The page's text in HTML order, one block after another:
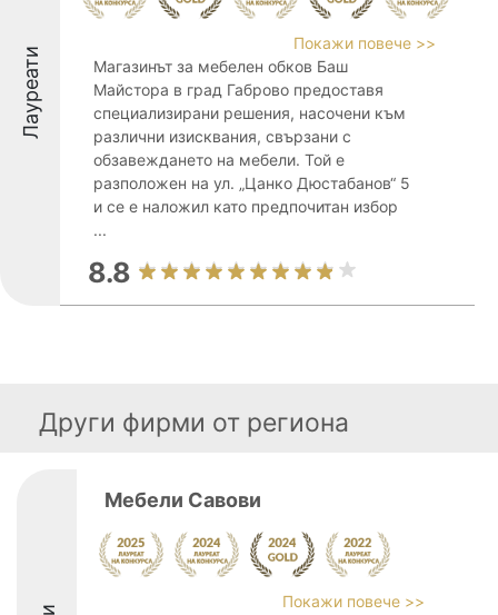
Лауреати
Покажи повече >>
Магазинът за мебелен обков Баш
Майстора в град Габрово предоставя
специализирани решения, насочени към
различни изисквания, свързани с
обзавеждането на мебели. Той е
разположен на ул. „Цанко Дюстабанов“ 5
и се е наложил като предпочитан избор
...
8.8
Други фирми от региона
Мебели Савови
Покажи повече >>